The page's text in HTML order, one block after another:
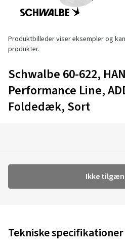
Produktbilleder viser eksempler og
produkter.
Schwalbe 60-622,
Performance Line,
Foldedæk, Sort
Ikke
Tekniske specifikationer